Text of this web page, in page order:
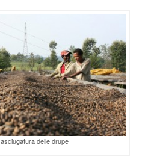
asciugatura delle drupe